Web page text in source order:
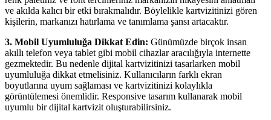
ve akılda kalıcı bir etki bırakmalıdır. Böylelikle kartvizitinizi gören
kişilerin, markanızı hatırlama ve tanımlama şansı artacaktır.
3. Mobil Uyumluluğa Dikkat Edin: Günümüzde birçok insan
akıllı telefon veya tablet gibi mobil cihazlar aracılığıyla internette
gezmektedir. Bu nedenle dijital kartvizitinizi tasarlarken mobil
uyumluluğa dikkat etmelisiniz. Kullanıcıların farklı ekran
boyutlarına uyum sağlaması ve kartvizitinizi kolaylıkla
görüntülemesi önemlidir. Responsive tasarım kullanarak mobil
uyumlu bir dijital kartvizit oluşturabilirsiniz.